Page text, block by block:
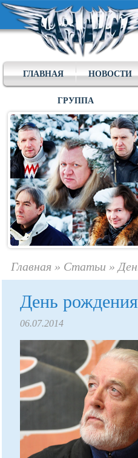
ГЛАВНАЯ НОВОСТИ
ГРУППА
Главная » Статьи »
День
06.07.2014